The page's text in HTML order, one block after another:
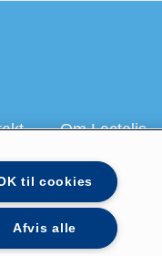
Om Lactalis
Lactalis på LinkedIn
til cookies
Afvis alle